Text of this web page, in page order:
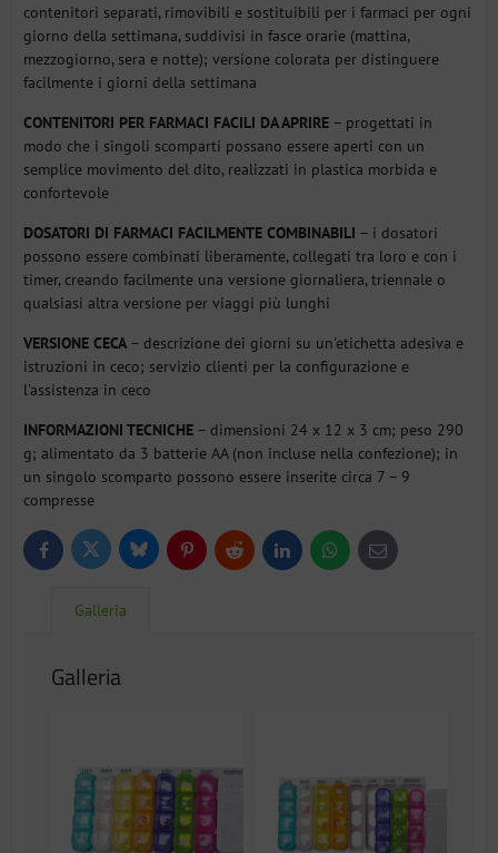
contenitori separati, rimovibili e sostituibili per i farmaci per ogni
giorno della settimana, suddivisi in fasce orarie (mattina,
mezzogiorno, sera e notte); versione colorata per distinguere
facilmente i giorni della settimana
CONTENITORI PER FARMACI FACILI DA APRIRE – progettati in
modo che i singoli scomparti possano essere aperti con un
semplice movimento del dito, realizzati in plastica morbida e
confortevole
DOSATORI DI FARMACI FACILMENTE COMBINABILI – i dosatori
possono essere combinati liberamente, collegati tra loro e con i
timer, creando facilmente una versione giornaliera, triennale o
qualsiasi altra versione per viaggi più lunghi
VERSIONE CECA – descrizione dei giorni su un'etichetta adesiva e
istruzioni in ceco; servizio clienti per la configurazione e
l'assistenza in ceco
INFORMAZIONI TECNICHE – dimensioni 24 x 12 x 3 cm; peso 290
g; alimentato da 3 batterie AA (non incluse nella confezione); in
un singolo scomparto possono essere inserite circa 7 – 9
compresse
FacebookTwitter BlueskyPinterestReddit LinkedInWhatsApp
E-
mail
Galleria
Galleria